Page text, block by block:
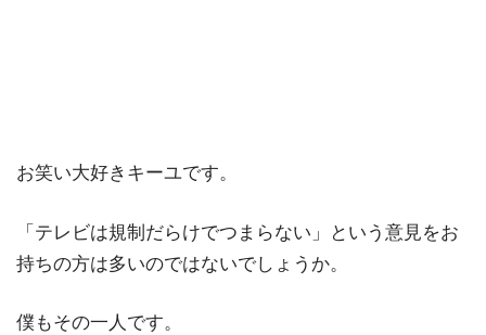
お笑い大好きキーユです。
「テレビは規制だらけでつまらない」という意見をお
持ちの方は多いのではないでしょうか。
僕もその一人です。